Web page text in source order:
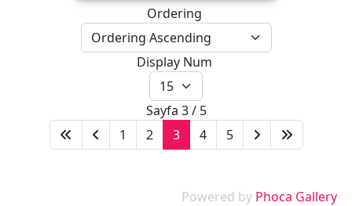
Ordering
Display Num
Sayfa 3 / 5
1
2 3 4 5
Powered by Phoca Gallery